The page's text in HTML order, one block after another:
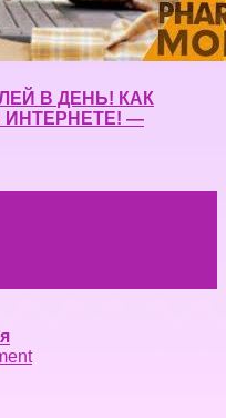
В ДЕНЬ! КАК
ИНТЕРНЕТЕ! —